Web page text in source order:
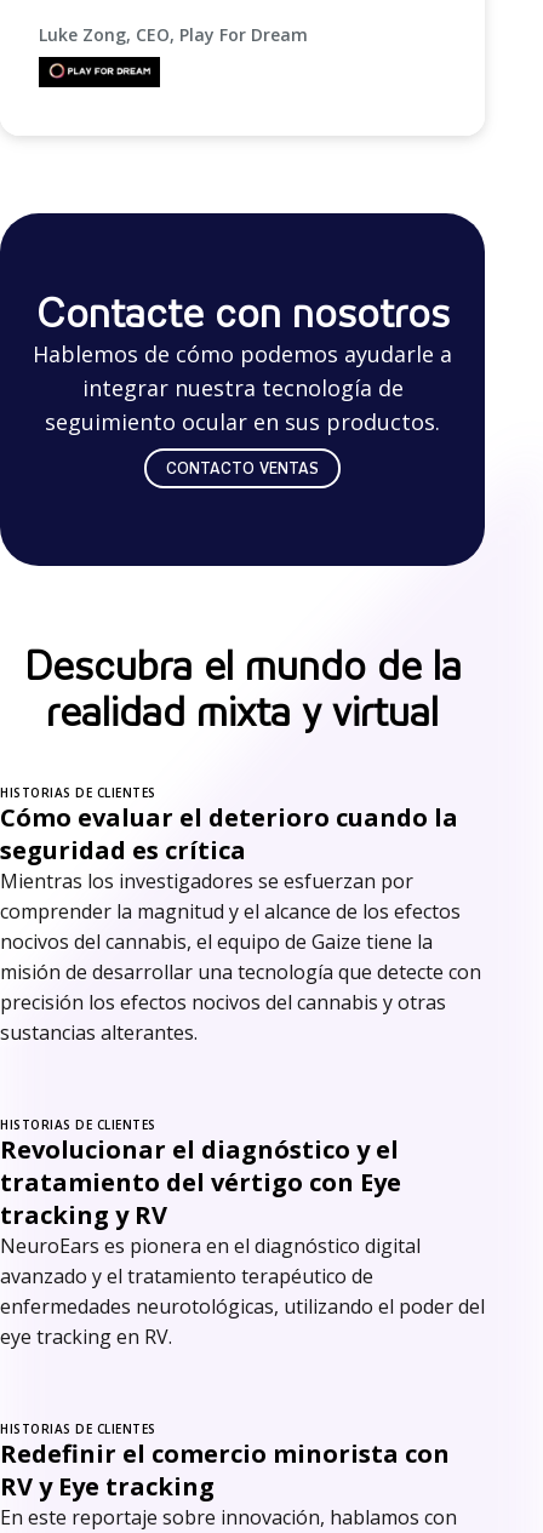
Luke Zong, CEO, Play For Dream
Contacte con nosotros
Hablemos de cómo podemos ayudarle a
integrar nuestra tecnología de
seguimiento ocular en sus productos.
CONTACTO VENTAS
Descubra el mundo de la
realidad mixta y virtual
HISTORIAS DE CLIENTES
Cómo evaluar el deterioro cuando la
seguridad es crítica
Mientras los investigadores se esfuerzan por
comprender la magnitud y el alcance de los efectos
nocivos del cannabis, el equipo de Gaize tiene la
misión de desarrollar una tecnología que detecte con
precisión los efectos nocivos del cannabis y otras
sustancias alterantes.
HISTORIAS DE CLIENTES
Revolucionar el diagnóstico y el
tratamiento del vértigo con Eye
tracking y RV
NeuroEars es pionera en el diagnóstico digital
avanzado y el tratamiento terapéutico de
enfermedades neurotológicas, utilizando el poder del
eye tracking en RV.
HISTORIAS DE CLIENTES
Redefinir el comercio minorista con
RV y Eye tracking
En este reportaje sobre innovación, hablamos con